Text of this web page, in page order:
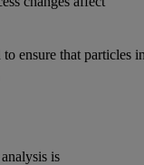
ensure that particles
is